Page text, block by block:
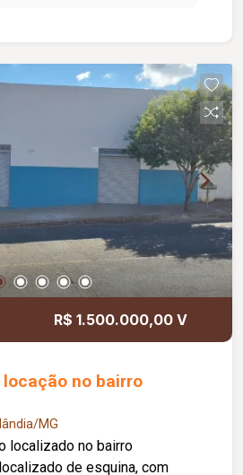
R$ 1.500.000,00 V
no bairro
MG
localizado no bairro
de esquina, com